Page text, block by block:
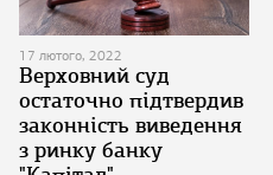
17 лютого, 2022
Верховний суд
остаточно підтвердив
законність виведення
з ринку банку